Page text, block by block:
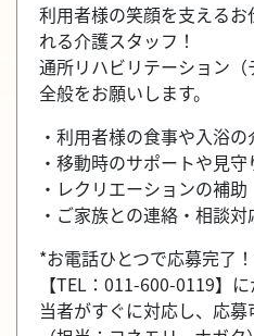
利用者様の笑顔を支える
れる介護スタッフ！
通所リハビリテーション
全般をお願いします。
・利用者様の食事や入浴の
・移動時のサポートや見守
・レクリエーションの補助
・ご家族との連絡・相談対
*お電話ひとつで応募完了
【TEL：011-600-0119】
当者がすぐに対応し、応募